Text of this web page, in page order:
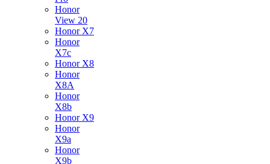
Honor
View 20
Honor X7
Honor
X7c
Honor X8
Honor
X8A
Honor
X8b
Honor X9
Honor
X9a
Honor
X9b